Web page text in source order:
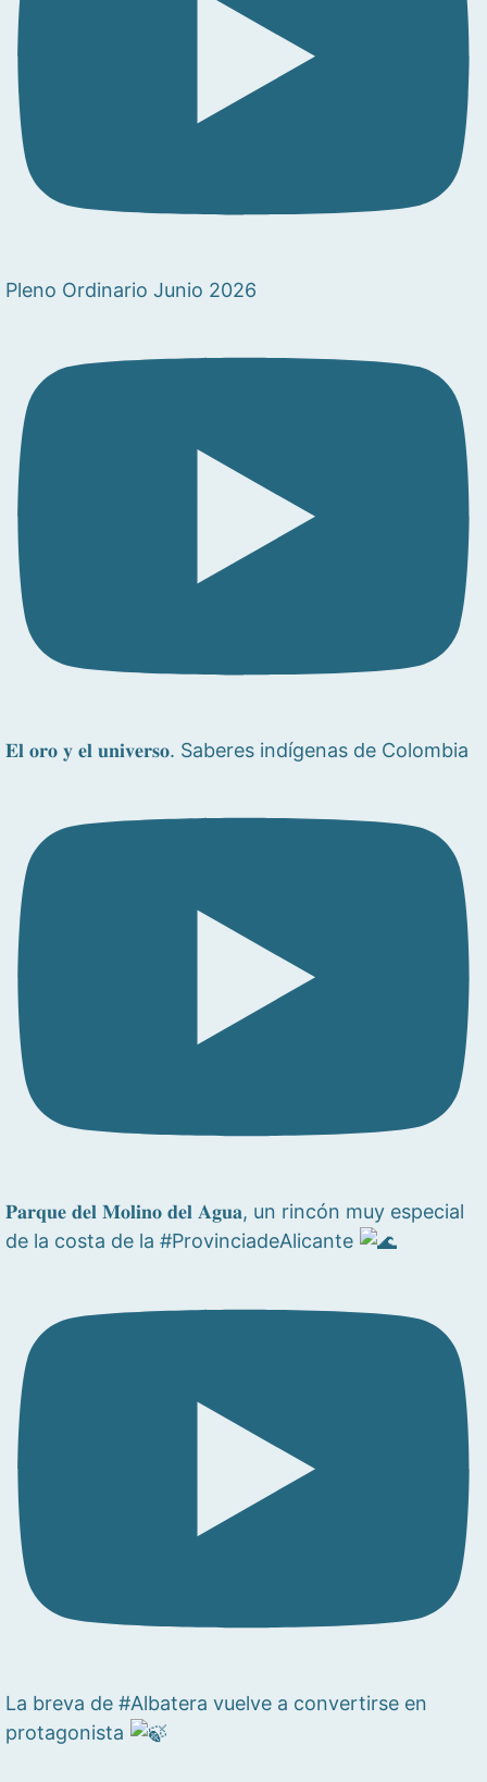
Pleno Ordinario Junio 2026
𝐄𝐥 𝐨𝐫𝐨 𝐲 𝐞𝐥 𝐮𝐧𝐢𝐯𝐞𝐫𝐬𝐨. Saberes indígenas de Colombia
𝐏𝐚𝐫𝐪𝐮𝐞 𝐝𝐞𝐥 𝐌𝐨𝐥𝐢𝐧𝐨 𝐝𝐞𝐥 𝐀𝐠𝐮𝐚, un rincón muy especial
de la costa de la #ProvinciadeAlicante
La breva de #Albatera vuelve a convertirse en
protagonista